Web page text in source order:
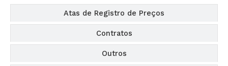
Atas de Registro de Preços
Contratos
Outros